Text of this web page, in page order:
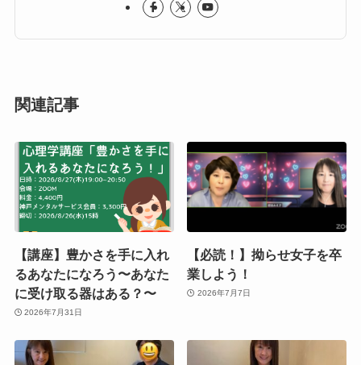
関連記事
【講座】豊かさを手に入れ
るあなたになろう〜あなた
に受け取る器はある？〜
2026年7月31日
【必読！】拗らせ女子を卒
業しよう！
2026年7月7日